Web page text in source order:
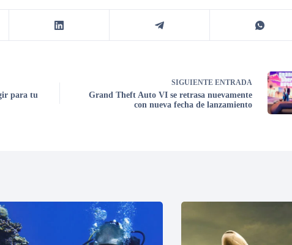
para tu
SIGUIENTEENTRADA
Grand Theft Auto VI se retrasa nuevamente
con nueva fecha de lanzamiento